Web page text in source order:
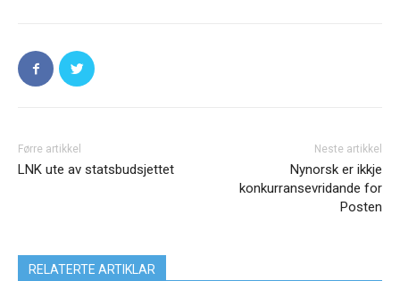
Førre artikkel
LNK ute av statsbudsjettet
Neste artikkel
Nynorsk er ikkje
konkurransevridande for
Posten
RELATERTE ARTIKLAR